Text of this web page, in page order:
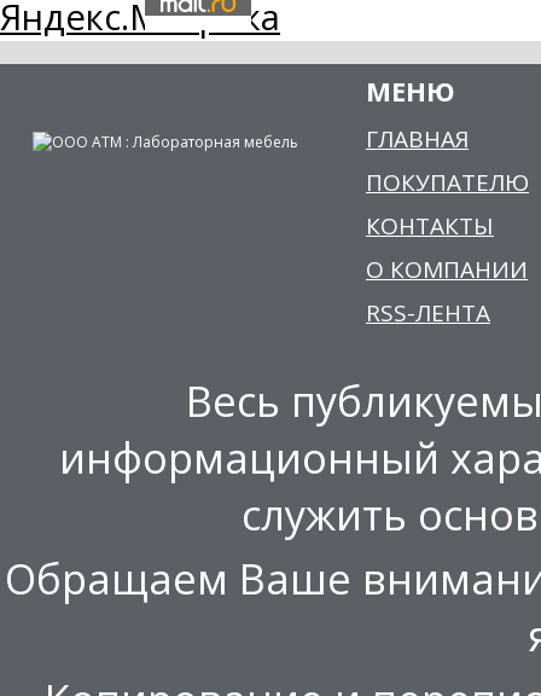
МЕНЮ
ГЛАВНАЯ
ПОКУПАТЕЛЮ
КОНТАКТЫ
О КОМПАНИИ
RSS-ЛЕНТА
Весь
информационный
служить
Обращаем Ваше